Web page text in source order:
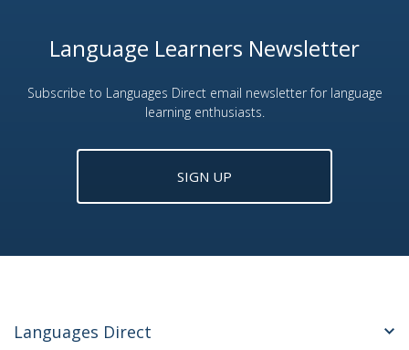
Language Learners Newsletter
Subscribe to Languages Direct email newsletter for language
learning enthusiasts.
SIGN UP
Languages Direct